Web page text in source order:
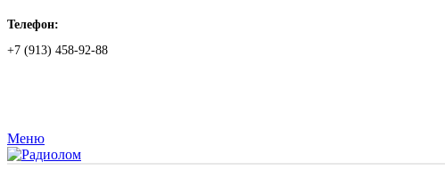
Телефон:
+7 (913) 458-92-88
Меню